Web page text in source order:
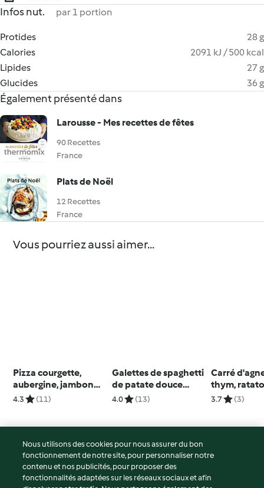
Infos nut. par 1 portion
Protides
28 g
Calories
2091 kJ / 500 kcal
Lipides
27 g
Glucides
36 g
Également présenté dans
Larousse - Mes recettes de fêtes
90 Recettes
France
Plats de Noël
12 Recettes
France
Vous pourriez aussi aimer...
Pizza courgette,
aubergine, jambon
cru et parmesan
4.3 (11)
Galettes de spaghetti
de patate douce
(latkes)
4.0 (13)
Carré
thym,
haricots
3.7 (3)
© Copyright 2026
Conditions d'utilisation
Nous utilisons des cookies pour nous assurer du bon
fonctionnement de notre site, pour personnaliser notre
contenu et nos publicités, pour proposer des
fonctionnalités adaptées sur les réseaux sociaux et afin